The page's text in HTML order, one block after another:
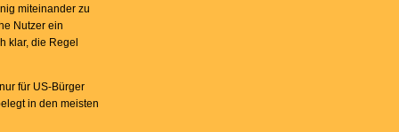
miteinander zu
Nutzer ein
klar, die Regel
für US-Bürger
in den meisten